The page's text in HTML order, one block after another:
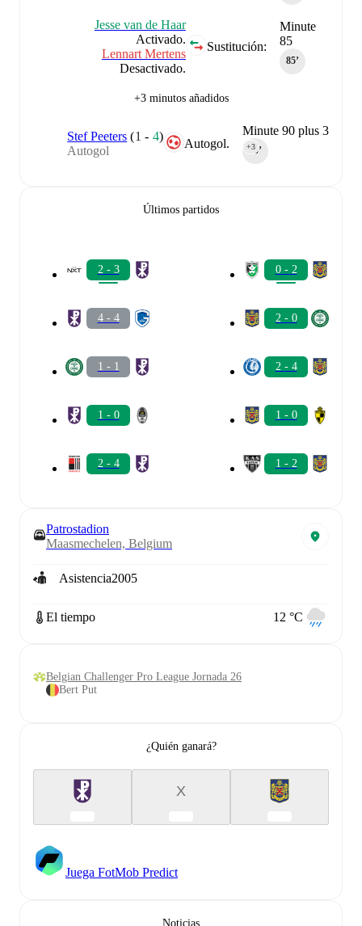
Minute
85
85‎’‎
Sustitución:
Jesse van de Haar
Activado.
Lennart Mertens
Desactivado.
+3 minutos añadidos
Minute 90 plus 3
90‎’‎
+3
Autogol.
Stef Peeters (1 - 4)
Autogol
Últimos partidos
2 - 3
4 - 4
1 - 1
1 - 0
2 - 4
0 - 2
2 - 0
2 - 4
1 - 0
1 - 2
Patrostadion
Maasmechelen, Belgium
Asistencia2005
El tiempo 12 °C
Belgian Challenger Pro League Jornada 26
Bert Put
¿Quién ganará?
X
Juega FotMob Predict
Noticias